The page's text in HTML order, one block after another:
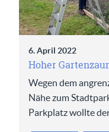
6. April 2022
Hoher
Wegen dem
Nähe zum
Parkplatz wollte